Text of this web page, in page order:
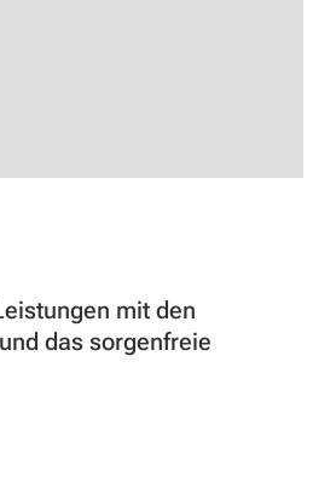
mit den
das sorgenfreie